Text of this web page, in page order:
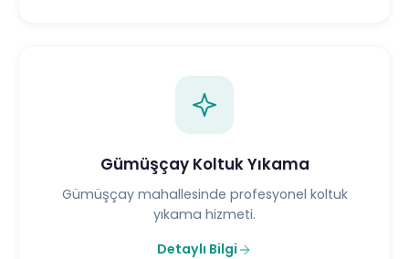
Gümüşçay Koltuk Yıkama
Gümüşçay mahallesinde profesyonel koltuk
yıkama hizmeti.
Detaylı Bilgi